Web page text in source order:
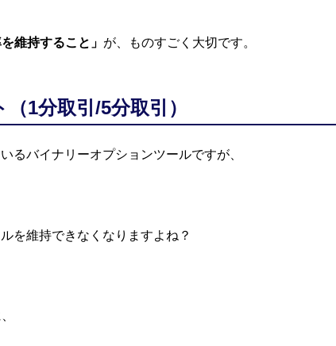
維持すること」 が、ものすごく大切です。
1分取引/5分取引）
るバイナリーオプションツールですが、
を維持できなくなりますよね？